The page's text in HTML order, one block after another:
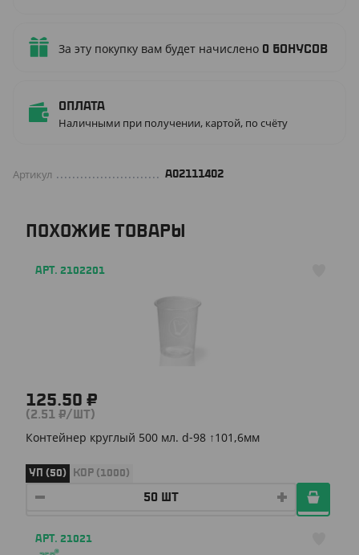
За эту покупку вам будет начислено 0 бонусов
Оплата
Наличными при получении, картой, по счёту
Артикул A02111402
ПОХОЖИЕ ТОВАРЫ
АРТ. 2102201
125.50 ₽
(2.51 ₽/ШТ)
Контейнер круглый 500 мл. d-98 ↑101,6мм
УП (50) КОР (1000)
АРТ. 21021